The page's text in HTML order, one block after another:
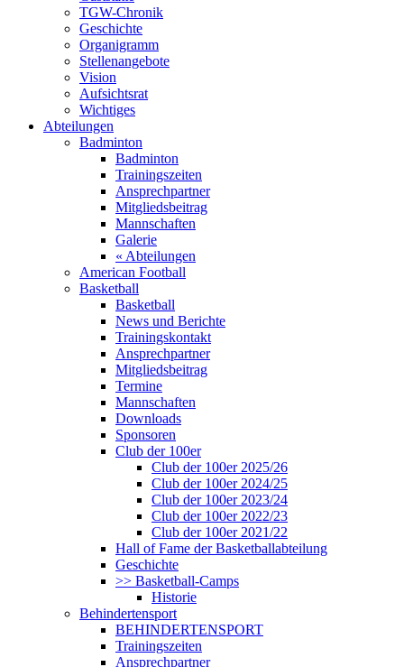
TGW-Chronik
Geschichte
Organigramm
Stellenangebote
Vision
Aufsichtsrat
Wichtiges
Abteilungen
Badminton
Badminton
Trainingszeiten
Ansprechpartner
Mitgliedsbeitrag
Mannschaften
Galerie
« Abteilungen
American Football
Basketball
Basketball
News und Berichte
Trainingskontakt
Ansprechpartner
Mitgliedsbeitrag
Termine
Mannschaften
Downloads
Sponsoren
Club der 100er
Club der 100er 2025/26
Club der 100er 2024/25
Club der 100er 2023/24
Club der 100er 2022/23
Club der 100er 2021/22
Hall of Fame der Basketballabteilung
Geschichte
>> Basketball-Camps
Historie
Behindertensport
BEHINDERTENSPORT
Trainingszeiten
Ansprechpartner